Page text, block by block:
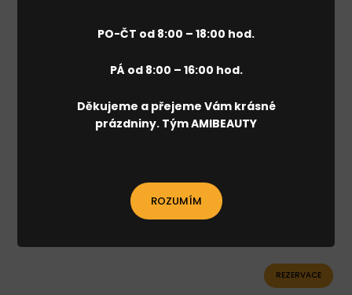
Lymfatická masáž přístrojová – provádí
proškolená obsluha
lymfokalhoty k zakoupení na recepci
REZERVACE
PO-ČT od 8:00 – 18:00 hod.
PÁ od 8:00 – 16:00 hod.
Děkujeme a přejeme Vám krásné
prázdniny. Tým AMIBEAUTY
ROZUMÍM